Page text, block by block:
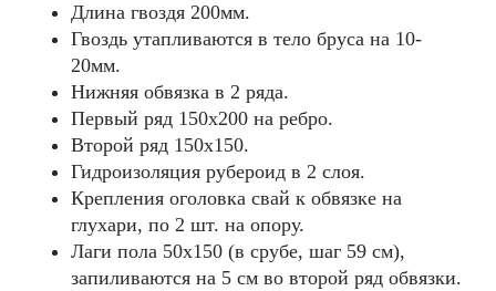
Длина гвоздя 200мм.
Гвоздь утапливаются в тело бруса на 10-
20мм.
Нижняя обвязка в 2 ряда.
Первый ряд 150x200 на ребро.
Второй ряд 150x150.
Гидроизоляция рубероид в 2 слоя.
Крепления оголовка свай к обвязке на
глухари, по 2 шт. на опору.
Лаги пола 50х150 (в срубе, шаг 59 см),
запиливаются на 5 см во второй ряд обвязки.